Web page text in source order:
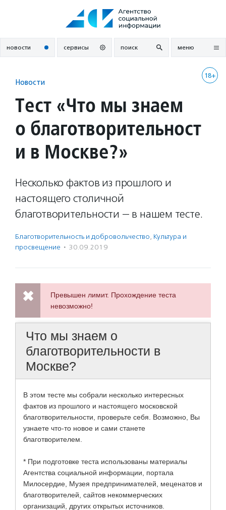
новости сервисы поиск меню
18+
Новости
Тест «Что мы знаем
о благотворительност
и в Москве?»
Несколько фактов из прошлого и
настоящего столичной
благотворительности — в нашем тесте.
Благотвори­тель­ность и доброволь­чест­во, Культура и
просвещение · 30.09.2019